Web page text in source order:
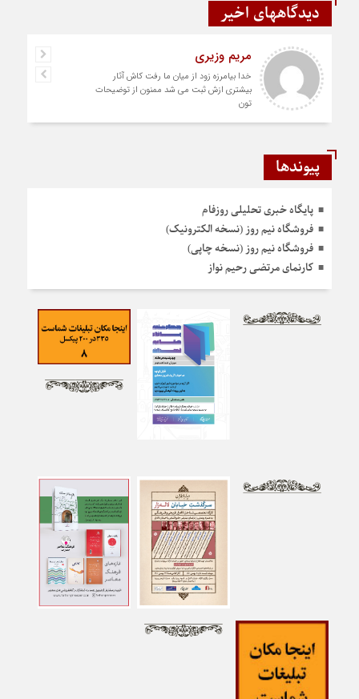
دیدگاههای اخیر
مریم وزیری
خدا بیامرزه زود از میان ما رفت کاش آثار
بیشتری ازش ثبت می شد ممنون از توضیحات
تون
پیوندها
پایگاه خبری تحلیلی روزفام
فروشگاه نیم روز (نسخه الکترونیک)
فروشگاه نیم روز (نسخه چاپی)
کارنمای مرتضی رحیم نواز